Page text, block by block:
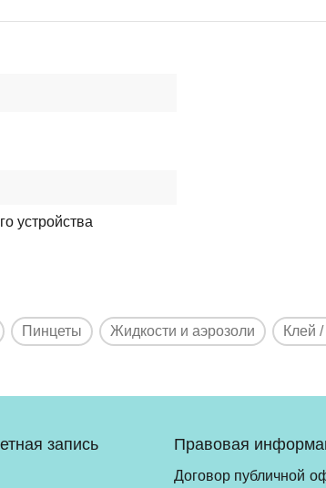
устройства
Пинцеты Жидкости и аэрозоли Клей
запись Правовая
Договор публичной